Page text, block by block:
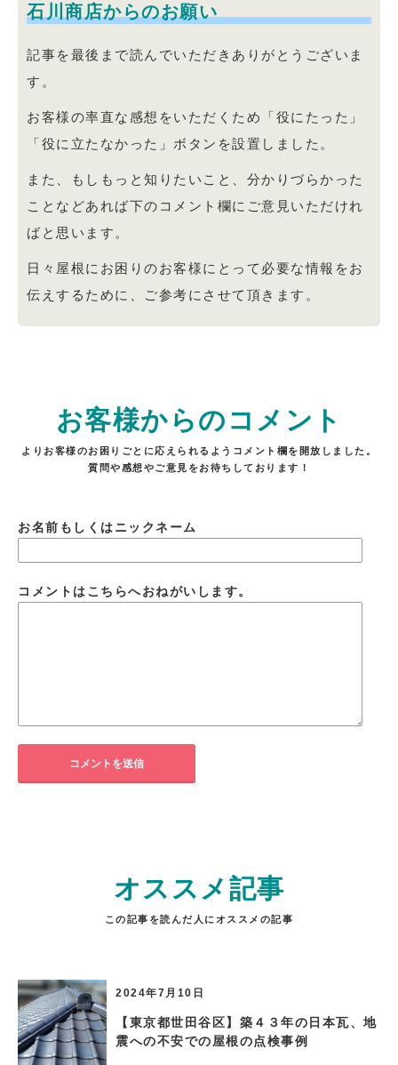
石川商店からのお願い
記事を最後まで読んでいただきありがとうございま
す。
お客様の率直な感想をいただくため「役にたった」
「役に立たなかった」ボタンを設置しました。
また、もしもっと知りたいこと、分かりづらかった
ことなどあれば下のコメント欄にご意見いただけれ
ばと思います。
日々屋根にお困りのお客様にとって必要な情報をお
伝えするために、ご参考にさせて頂きます。
お客様からのコメント
よりお客様のお困りごとに応えられるようコメント欄を開放しました。
質問や感想やご意見をお待ちしております！
お名前もしくはニックネーム
コメントはこちらへおねがいします。
オススメ記事
この記事を読んだ人にオススメの記事
2024年7月10日
【東京都世田谷区】築４３年の日本瓦、地
震への不安での屋根の点検事例